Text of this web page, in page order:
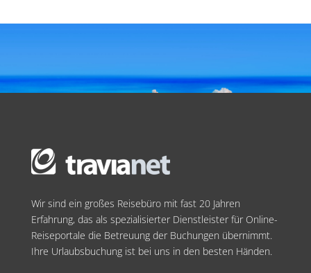
Wir sind ein großes Reisebüro mit fast 20 Jahren
Erfahrung, das als spezialisierter Dienstleister für Online-
Reiseportale die Betreuung der Buchungen übernimmt.
Ihre Urlaubsbuchung ist bei uns in den besten Händen.